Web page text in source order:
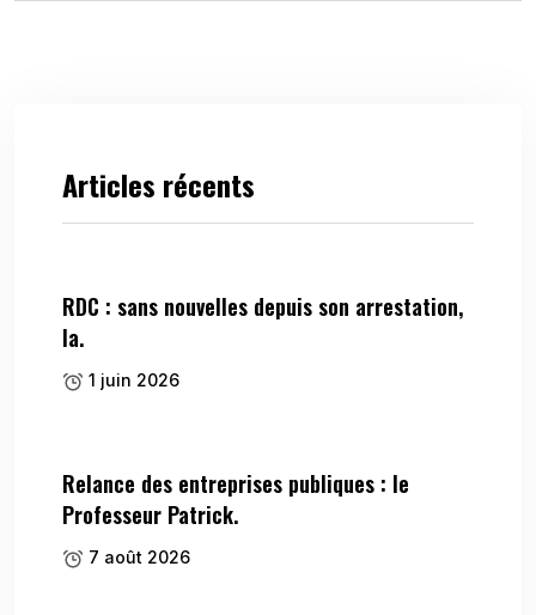
Articles récents
RDC : sans nouvelles depuis son arrestation,
la.
1 juin 2026
Relance des entreprises publiques : le
Professeur Patrick.
7 août 2026